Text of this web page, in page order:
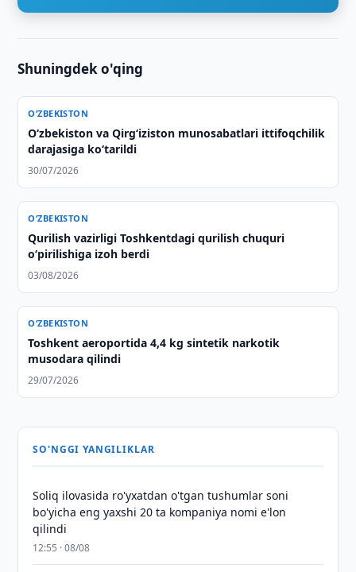
Shuningdek o'qing
O‘ZBEKISTON
Oʻzbekiston va Qirgʻiziston munosabatlari ittifoqchilik
darajasiga koʻtarildi
30/07/2026
O‘ZBEKISTON
Qurilish vazirligi Toshkentdagi qurilish chuquri
o‘pirilishiga izoh berdi
03/08/2026
O‘ZBEKISTON
Toshkent aeroportida 4,4 kg sintetik narkotik
musodara qilindi
29/07/2026
SO'NGGI YANGILIKLAR
Soliq ilovasida ro'yxatdan o'tgan tushumlar soni
bo'yicha eng yaxshi 20 ta kompaniya nomi e'lon
qilindi
12:55 · 08/08